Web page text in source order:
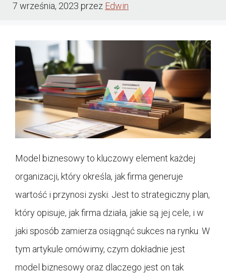
7 września, 2023 przez Edwin
Model biznesowy to kluczowy element każdej
organizacji, który określa, jak firma generuje
wartość i przynosi zyski. Jest to strategiczny plan,
który opisuje, jak firma działa, jakie są jej cele, i w
jaki sposób zamierza osiągnąć sukces na rynku. W
tym artykule omówimy, czym dokładnie jest
model biznesowy oraz dlaczego jest on tak